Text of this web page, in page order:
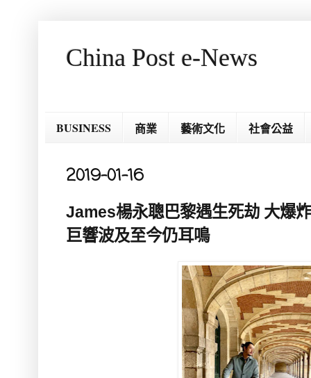
China Post e-News
BUSINESS 商業 藝術文化 社會公益
2019-01-16
James楊永聰巴黎遇生死劫 大爆
巨響波及至今仍耳鳴